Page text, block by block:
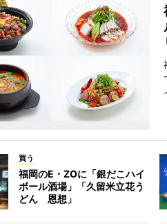
買う
福岡のE・ZOに「銀だこハイ
ボール酒場」「久留米立花う
どん 恩想」